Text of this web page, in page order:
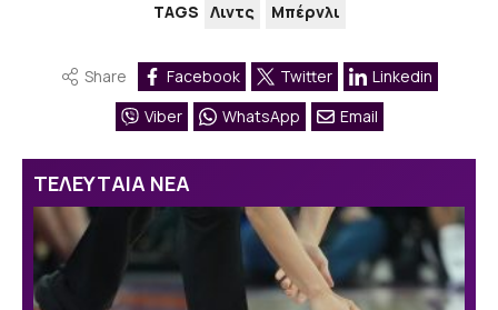
TAGS Λιντς Μπέρνλι
Share Facebook Twitter
Linkedin
Viber
WhatsApp Email
ΤΕΛΕΥΤΑΙΑ ΝΕΑ